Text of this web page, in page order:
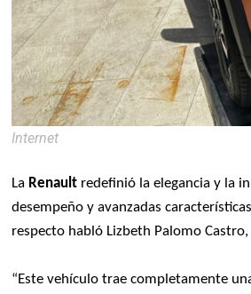
Internet
La Renault redefinió la elegancia y la
desempeño y avanzadas
respecto habló Lizbeth Palomo
“Este vehículo trae completamente